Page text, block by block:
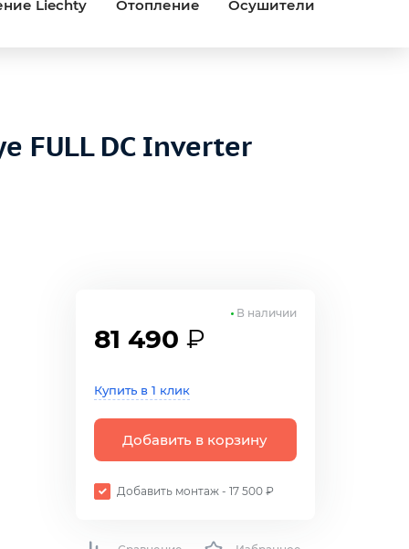
Liechty Отопление Осушители
FULL DC Inverter
81 490 ₽
Купить в 1 клик
Добавить в корзину
Добавить монтаж - 17 500 ₽
В наличии